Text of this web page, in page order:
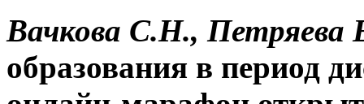
Вачкова С.Н.,
образования в период